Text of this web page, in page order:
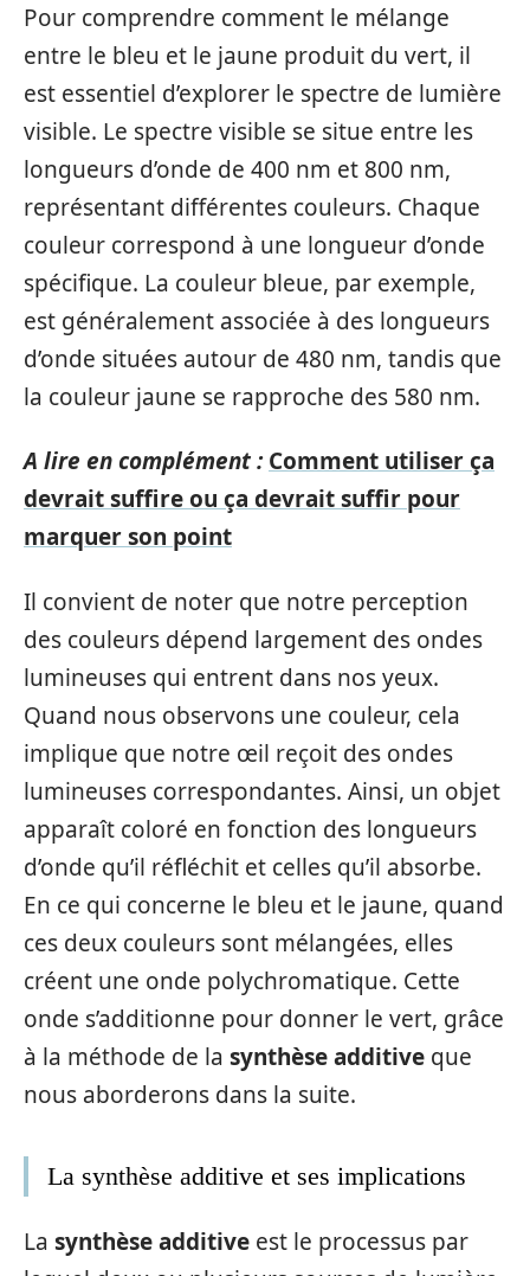
Pour comprendre comment le mélange
entre le bleu et le jaune produit du vert, il
est essentiel d’explorer le spectre de lumière
visible. Le spectre visible se situe entre les
longueurs d’onde de 400 nm et 800 nm,
représentant différentes couleurs. Chaque
couleur correspond à une longueur d’onde
spécifique. La couleur bleue, par exemple,
est généralement associée à des longueurs
d’onde situées autour de 480 nm, tandis que
la couleur jaune se rapproche des 580 nm.
A lire en complément : Comment utiliser ça
devrait suffire ou ça devrait suffir pour
marquer son point
Il convient de noter que notre perception
des couleurs dépend largement des ondes
lumineuses qui entrent dans nos yeux.
Quand nous observons une couleur, cela
implique que notre œil reçoit des ondes
lumineuses correspondantes. Ainsi, un objet
apparaît coloré en fonction des longueurs
d’onde qu’il réfléchit et celles qu’il absorbe.
En ce qui concerne le bleu et le jaune, quand
ces deux couleurs sont mélangées, elles
créent une onde polychromatique. Cette
onde s’additionne pour donner le vert, grâce
à la méthode de la synthèse additive que
nous aborderons dans la suite.
La synthèse additive et ses implications
La synthèse additive est le processus par